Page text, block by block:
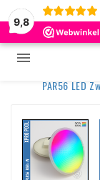
9,8

PAR56 LED